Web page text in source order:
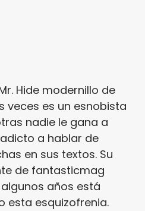
Hide modernillo de
veces es un esnobista
nadie le gana a
a hablar de
en sus textos. Su
de fantasticmag
años está
esta esquizofrenia.